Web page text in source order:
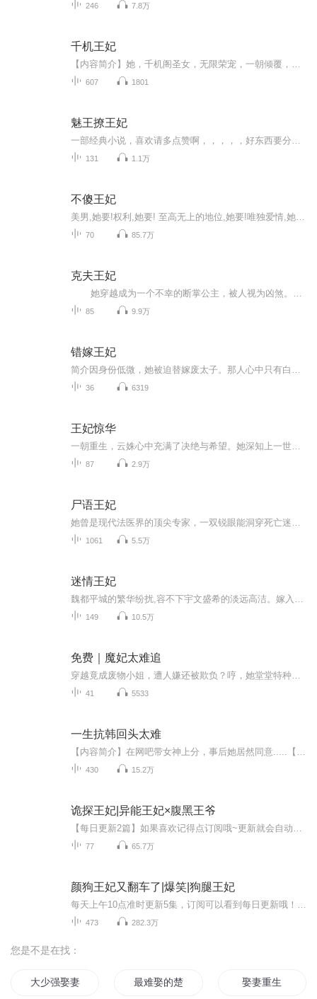
246 7.8万
千机王妃
607 1801
魅王撩王妃
131 1.1万
不傻王妃
70 85.7万
克夫王妃
85 9.9万
错嫁王妃
36 6319
王妃惊华
87 2.9万
尸语王妃
1061 5.5万
迷情王妃
149 10.5万
免费｜魔妃太难追
41 5533
一生抗韩回头太难
430 15.2万
诡探王妃|异能王妃×腹黑王爷
77 65.7万
颜狗王妃又翻车了|爆笑|狗腿王妃
473 282.3万
您是不是在找：
大少强娶妻 最难娶的楚王妃 娶妻重生